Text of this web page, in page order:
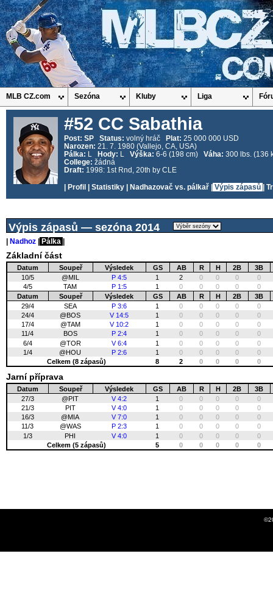
MLB CZ.com Sezóna Kluby Liga
#52 CC Sabathia
Post: SP Status: volný hráč Plat: 25 000 000 USD
Narozen: 21. 7. 1980 (Vallejo, CA, USA)
Pálka: L Hody: L Výška: 6-6 (198 cm) Váha: 300 lbs. (136
College: žádná
Draft: 1998: 1st Rnd, 20th by CLE
Profil Statistiky Nadhazovač vs. pálkař Výpis zápasů
Výpis zápasů — sezóna 2014
Nadhoz Pálka
Základní část
Datum Soupeř Výsledek GS AB R H 2B
3B
10/5
@MIL P 4:5 1 2 0 0 0
0
4/5
TAM P 1:5 1 0 0 0 0
0
Datum
Soupeř Výsledek GS AB R H 2B
3B
29/4
SEA P 3:6 1 0 0 0 0
0
24/4
@BOS V 14:5 1 0 0 0 0
0
17/4
@TAM V 10:2 1 0 0 0 0
0
11/4
BOS P 2:4 1 0 0 0 0
0
6/4
@TOR V 6:4 1 0 0 0 0
0
1/4
@HOU P 2:6 1 0 0 0 0
0
Celkem (8 zápasů)
8 2 0 0 0 0
Jarní příprava
Datum Soupeř Výsledek GS AB R H 2B
3B
27/3
@PIT V 4:2 1 0 0 0 0
0
21/3
PIT V 4:0 1 0 0 0 0
0
16/3
@MIA V 7:0 1 0 0 0 0
0
11/3
@WAS P 2:3 1 0 0 0 0
0
1/3
PHI V 4:0 1 0 0 0 0
0
Celkem (5 zápasů)
5 0 0 0 0 0